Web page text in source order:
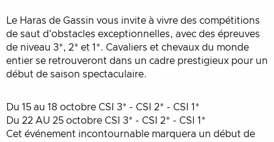
Le Haras de Gassin vous invite à vivre des compétitions
de saut d'obstacles exceptionnelles, avec des épreuves
de niveau 3*, 2* et 1*. Cavaliers et chevaux du monde
entier se retrouveront dans un cadre prestigieux pour un
début de saison spectaculaire.
Du 15 au 18 octobre CSI 3* - CSI 2* - CSI 1*
Du 22 AU 25 octobre CSI 3* - CSI 2* - CSI 1*
Cet événement incontournable marquera un début de